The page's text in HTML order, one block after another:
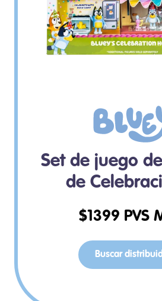
Set de juego
de
$1399 PVS
Buscar